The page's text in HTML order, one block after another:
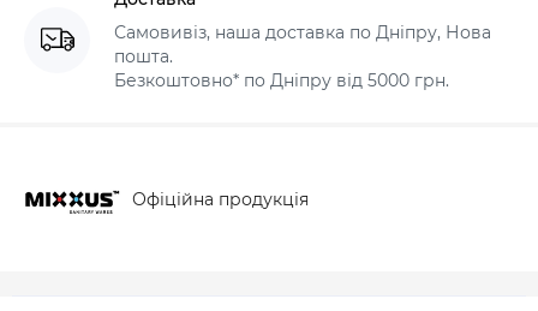
Самовивіз, наша доставка по Дніпру, Нова
пошта.
Безкоштовно* по Дніпру від 5000 грн.
Офіційна продукція